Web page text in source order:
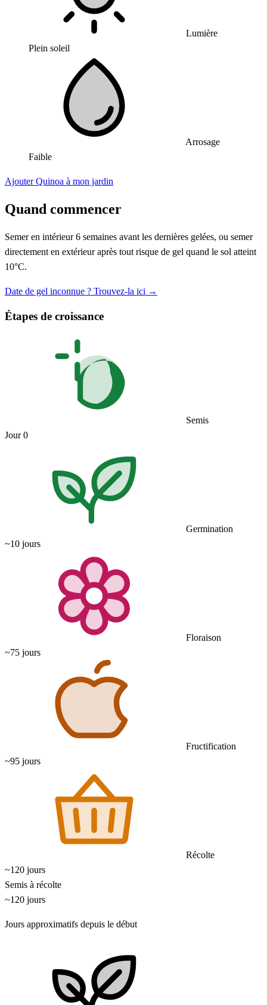
Lumière
Plein soleil
Arrosage
Faible
Ajouter Quinoa à mon jardin
Quand commencer
Semer en intérieur 6 semaines avant les dernières gelées, ou semer
directement en extérieur après tout risque de gel quand le sol atteint
10°C.
Date de gel inconnue ? Trouvez-la ici →
Étapes de croissance
Semis
Jour 0
Germination
~10 jours
Floraison
~75 jours
Fructification
~95 jours
Récolte
~120 jours
Semis à récolte
~120 jours
Jours approximatifs depuis le début